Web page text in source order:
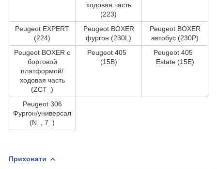
ходовая часть
(223)
Peugeot EXPERT
(224)
Peugeot BOXER
фургон (230L)
Peugeot BOXER
автобус (230P)
Peugeot BOXER c
бортовой
платформой/
ходовая часть
(ZCT_)
Peugeot 405
(15B)
Peugeot 405
Estate (15E)
Peugeot 306
Фургон/универсал
(N_, 7_)
Приховати